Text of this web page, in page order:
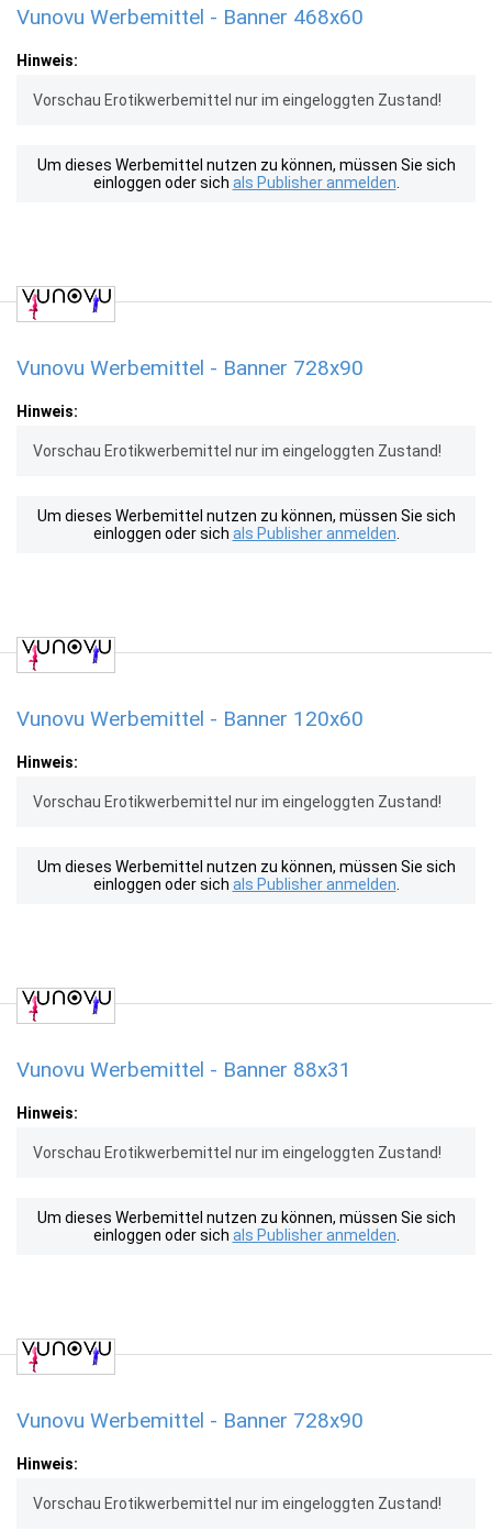
Vunovu Werbemittel - Banner 468x60
Hinweis:
Vorschau Erotikwerbemittel nur im eingeloggten Zustand!
Um dieses Werbemittel nutzen zu können, müssen Sie sich
einloggen oder sich als Publisher anmelden
Vunovu Werbemittel - Banner 728x90
Hinweis:
Vorschau Erotikwerbemittel nur im eingeloggten Zustand!
Um dieses Werbemittel nutzen zu können, müssen Sie sich
einloggen oder sich als Publisher anmelden
Vunovu Werbemittel - Banner 120x60
Hinweis:
Vorschau Erotikwerbemittel nur im eingeloggten Zustand!
Um dieses Werbemittel nutzen zu können, müssen Sie sich
einloggen oder sich als Publisher anmelden
Vunovu Werbemittel - Banner 88x31
Hinweis:
Vorschau Erotikwerbemittel nur im eingeloggten Zustand!
Um dieses Werbemittel nutzen zu können, müssen Sie sich
einloggen oder sich als Publisher anmelden
Vunovu Werbemittel - Banner 728x90
Hinweis:
Vorschau Erotikwerbemittel nur im eingeloggten Zustand!